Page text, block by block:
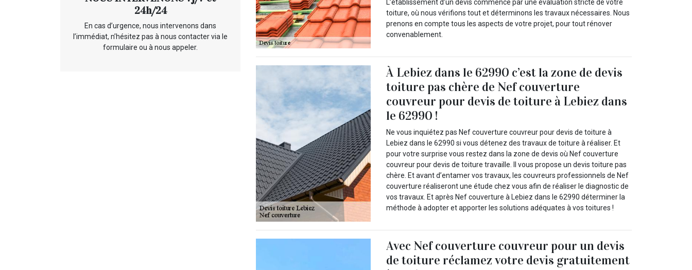
24h/24
En cas d’urgence, nous intervenons dans
l’immédiat, n’hésitez pas à nous contacter via le
formulaire ou à nous appeler.
L’établissement d’un devis commence par une évaluation stricte de votre
toiture, où nous vérifions tout et déterminons les travaux nécessaires. Nous
prenons en compte tous les aspects de votre projet, pour tout rénover
convenablement.
À Lebiez dans le 62990 c’est la zone de devis
toiture pas chère de Nef couverture
couvreur pour devis de toiture à Lebiez dans
le 62990 !
Ne vous inquiétez pas Nef couverture couvreur pour devis de toiture à
Lebiez dans le 62990 si vous détenez des travaux de toiture à réaliser. Et
pour votre surprise vous restez dans la zone de devis où Nef couverture
couvreur pour devis de toiture travaille. Il vous propose un devis toiture pas
chère. Et avant d’entamer vos travaux, les couvreurs professionnels de Nef
couverture réaliseront une étude chez vous afin de réaliser le diagnostic de
vos travaux. Et après Nef couverture à Lebiez dans le 62990 déterminer la
méthode à adopter et apporter les solutions adéquates à vos toitures !
Avec Nef couverture couvreur pour un devis
de toiture réclamez votre devis gratuitement